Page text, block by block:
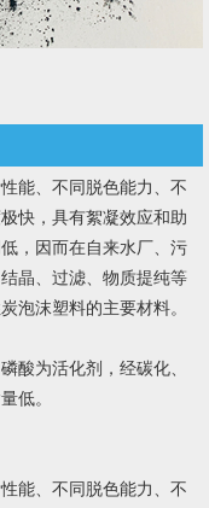
能、不同脱色能力、不
快，具有絮凝效应和助
，因而在自来水厂、污
晶、过滤、物质提纯等
泡沫塑料的主要材料。
酸为活化剂，经碳化、
量低。
能、不同脱色能力、不